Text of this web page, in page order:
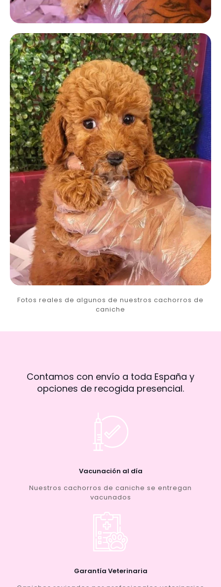
Fotos reales de algunos de nuestros cachorros de
caniche
Contamos con envío a toda España y
opciones de recogida presencial.
Vacunación al día
Nuestros cachorros de caniche se entregan
vacunados
Garantía Veterinaria